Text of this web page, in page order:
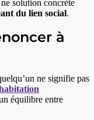
solution concrète
du lien social.
à
ne signifie pas
équilibre entre